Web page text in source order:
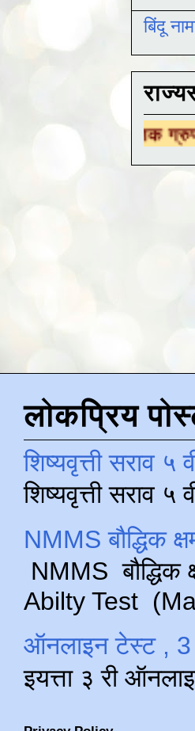
बिंदू
ग्रुपला जॉईन
लोकप्रिय
शिष्यवृत्ती सराव ५
शिष्यवृत्ती सराव
NMMS बौद्धिक
NMMS बौद्धिक
Abilty Test
ऑनलाइन टेस्ट , 3
इयत्ता ३ री